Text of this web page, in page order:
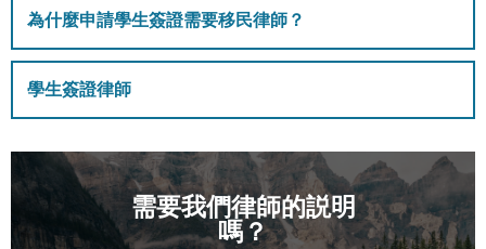
為什麼申請學生簽證需要移民律師？
學生簽證律師
需要我們律師的説明
嗎？